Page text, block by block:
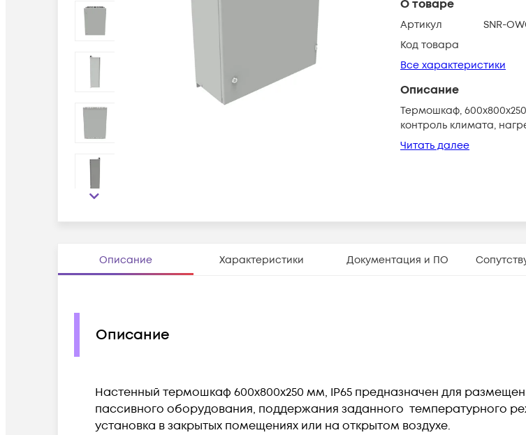
О товаре
Артикул
SNR-
Код товара
Все характеристики
Описание
Термошкаф, 600x800x250
контроль климата,
Читать далее
Описание Характеристики Документация и ПО
Описание
Настенный термошкаф 600x800x250 мм, IP65 предназначен для
пассивного оборудования, поддержания заданного температурного
установка в закрытых помещениях или на открытом воздухе.